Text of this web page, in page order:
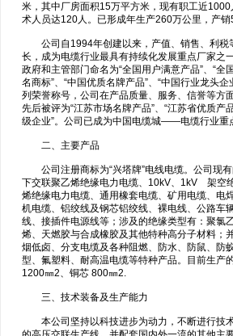
米，其中厂房面积15万平方米，现有职工近
术人员达120人。已形成年生产260万公里，产销
公司自1994年创建以来，产值、销售、利税
长，成为电缆行业最具有持续化发展重点厂家之
政府和主管部门命名为“全国用户满意产品”、“全
名商标”、“中国优质名牌产品”、“中国行业龙头企
列荣誉称号，公司在产品质量、服务、信誉等方
先后被评为“江苏市场名牌产品”、“江苏省优质产
级企业”。公司已成为中国电缆城——电缆行业重
二、主要产品
公司注册商标为“兴塔牌”电线电缆。公司现有
下交联聚乙烯绝缘电力电缆、10kV、1kV 架空
烯绝缘电力电缆、通用橡套电缆、矿用电缆、电
机电缆、铝绞线及钢芯铝绞线、裸电线、公路车
线、接插件电源线等；涉及的绝缘类型有：聚氯
烯、天燃胶与合成橡胶及其他特种高分子材料；
烟低卤、分支电缆及各种阻燃、防水、防鼠、防
型、氟塑料、耐高温电缆等特种产品。目前生产
1200㎜2、铜芯 800㎜2.
三、技术装备及生产能力
本公司坚持以科技进步为动力，不断进行技